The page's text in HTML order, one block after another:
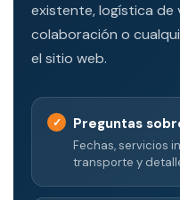
existente, logística de
colaboración o
el sitio web.
Preguntas
Fechas, servicios
transporte y